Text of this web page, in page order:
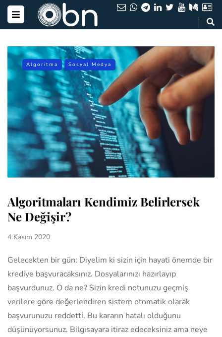
Algoritma Sosyal Medya
Algoritmaları Kendimiz Belirlersek
Ne Değişir?
4 Kasım 2020
Gelecekten bir gün: Diyelim ki sizin için hayati önemde bir
krediye başvuracaksınız. Dosyalarınızı hazırlayıp
başvurdunuz. O da ne? Sizin kredi notunuzu geçmiş
verilere göre değerlendiren sistem otomatik olarak
başvurunuzu reddetti. Bu kararın hatalı olduğunu
düşünüyorsunuz. Bilgisayara itiraz edeceksiniz ama neye